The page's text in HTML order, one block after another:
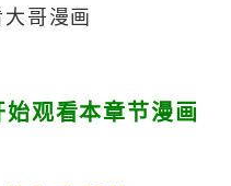
哥漫画
观看本章节漫画